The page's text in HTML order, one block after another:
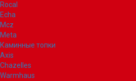
Rocal
Echa
Mcz
Meta
Каминные топки
Axis
Chazelles
Warmhaus